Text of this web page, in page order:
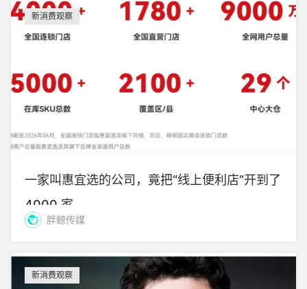
新消费观察
一家叫惠宜选的公司，竟把“线上便利店”开到了
4000 家
胖鲸传媒
新消费观察